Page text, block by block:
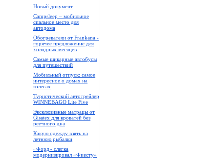
Новый документ
Campsleep – мобильное
спальное место для
автодома
Обогреватели от Frankana -
горячее предложение для
холодных месяцев
Самые шикарные автобусы
для путешествий
Мобильный отпуск: самое
интересное о домах на
колесах
Туристический автотрейлер
WINNEBAGO Lite Five
Эксклюзивные матрацы от
Gisatex для кроватей без
реечного дна
Какую одежду взять на
летнюю рыбалки
«Форд» слегка
модернизировал «Фиесту»